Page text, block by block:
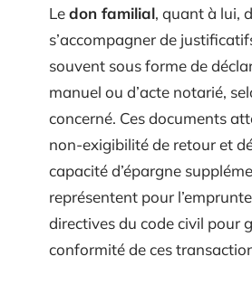
Ledon familial, quant à lui,
s’accompagner de
souvent sous forme de
manuel ou d’acte notarié,
concerné. Ces documents
non-exigibilité de retour et
capacité d’épargne
représentent pour
directives du code civil pour
conformité de ces